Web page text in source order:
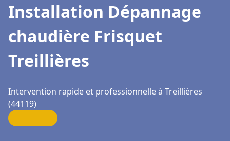
Installation Dépannage
chaudière Frisquet
Treillières
Intervention rapide et professionnelle à Treillières
(44119)